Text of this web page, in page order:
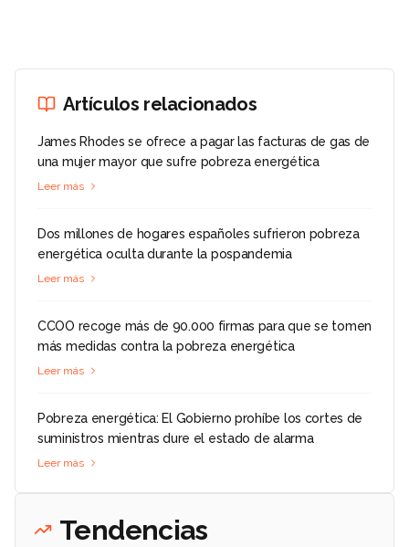
Artículos relacionados
James Rhodes se ofrece a pagar las facturas de gas de
una mujer mayor que sufre pobreza energética
Leer más
Dos millones de hogares españoles sufrieron pobreza
energética oculta durante la pospandemia
Leer más
CCOO recoge más de 90.000 firmas para que se tomen
más medidas contra la pobreza energética
Leer más
Pobreza energética: El Gobierno prohíbe los cortes de
suministros mientras dure el estado de alarma
Leer más
Tendencias